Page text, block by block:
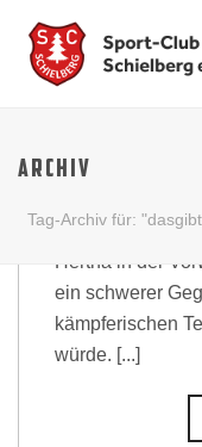
ARCHIV
Tag-Archiv für:
Nach dem hart
Hertha in der
ein schwerer
kämpferischen
würde. [...]